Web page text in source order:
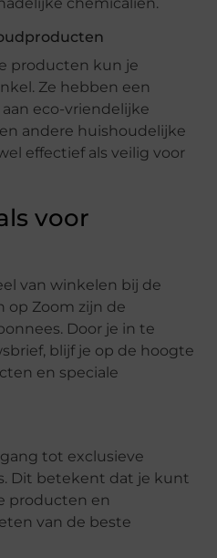
producten kun je
Ze hebben een
eco-vriendelijke
andere huishoudelijke
effectief als veilig voor
voor
van winkelen bij de
op Zoom zijn de
Door je in te
blijf je op de hoogte
en speciale
tot exclusieve
Dit betekent dat je kunt
producten en
van de beste